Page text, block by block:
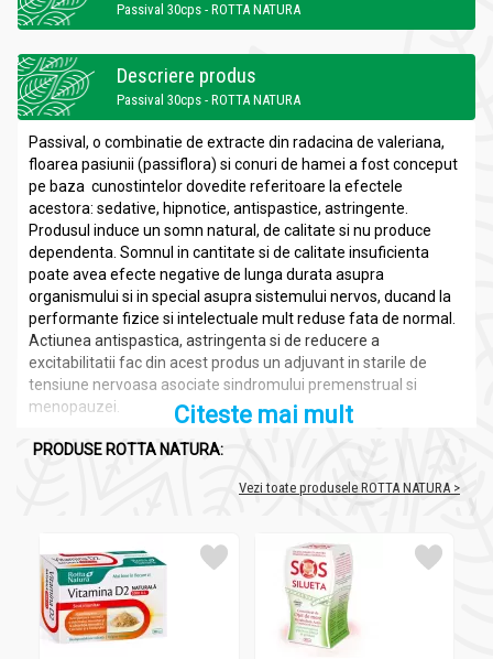
Passival 30cps - ROTTA NATURA
Descriere produs
Passival 30cps - ROTTA NATURA
Passival, o combinatie de extracte din radacina de valeriana,
floarea pasiunii (passiflora) si conuri de hamei a fost conceput
pe baza cunostintelor dovedite referitoare la efectele
acestora: sedative, hipnotice, antispastice, astringente.
Produsul induce un somn natural, de calitate si nu produce
dependenta. Somnul in cantitate si de calitate insuficienta
poate avea efecte negative de lunga durata asupra
organismului si in special asupra sistemului nervos, ducand la
performante fizice si intelectuale mult reduse fata de normal.
Actiunea antispastica, astringenta si de reducere a
excitabilitatii fac din acest produs un adjuvant in starile de
tensiune nervoasa asociate sindromului premenstrual si
menopauzei.
Extract din radacina de Valeriana - 60 mg.
Extract din conuri de Hamei -40mg.
Extract din Floarea Pasiunii -40 mg.
Citeste mai mult
PRODUSE ROTTA NATURA:
Vezi toate produsele ROTTA NATURA >